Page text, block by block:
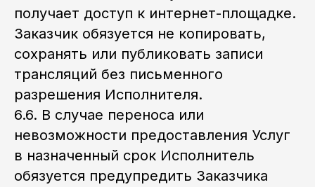
получает доступ к интернет-площадке.
Заказчик обязуется не копировать,
сохранять или публиковать записи
трансляций без письменного
разрешения Исполнителя.
6.6. В случае переноса или
невозможности предоставления Услуг
в назначенный срок Исполнитель
обязуется предупредить Заказчика